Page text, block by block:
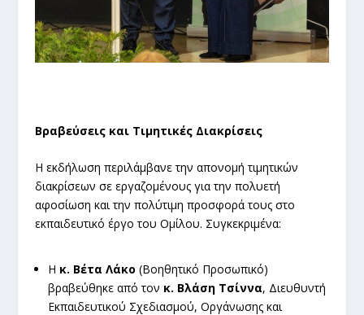
Βραβεύσεις και Τιμητικές Διακρίσεις
Η εκδήλωση περιλάμβανε την απονομή τιμητικών
διακρίσεων σε εργαζομένους για την πολυετή
αφοσίωση και την πολύτιμη προσφορά τους στο
εκπαιδευτικό έργο του Ομίλου. Συγκεκριμένα:
Η κ. Βέτα Λάκο (Βοηθητικό Προσωπικό)
βραβεύθηκε από τον κ. Βλάση Τσίννα, Διευθυντή
Εκπαιδευτικού Σχεδιασμού, Οργάνωσης και